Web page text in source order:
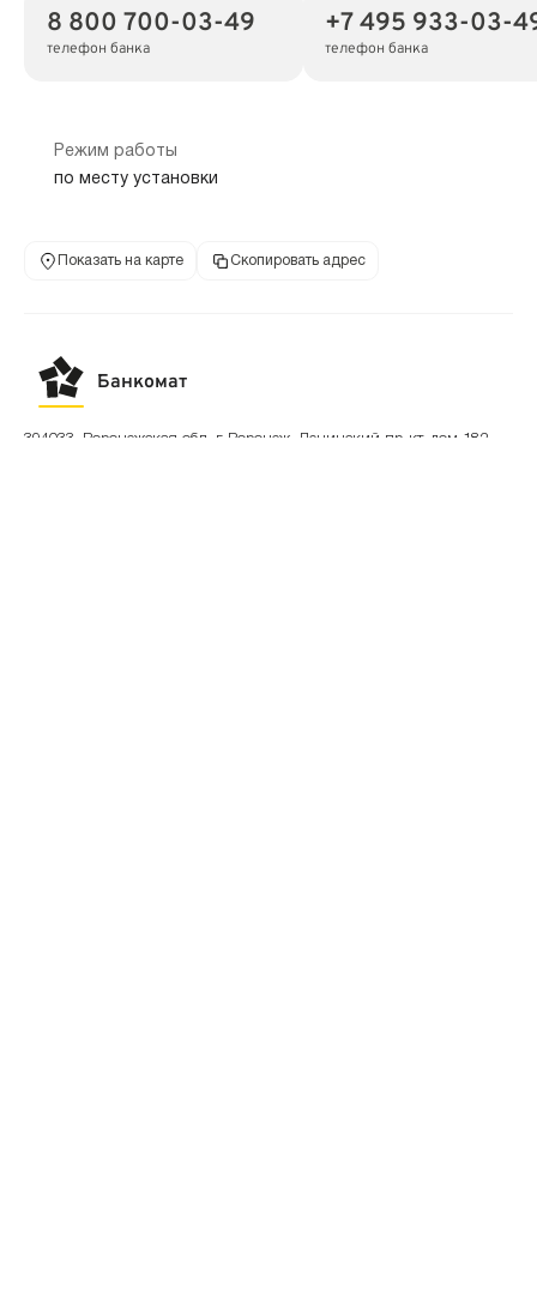
8 800 700-03-49
телефон банка
+7 495 933-03-
телефон банка
Режим работы
по месту установки
Показать на карте Скопировать адрес
Банкомат
394033, Воронежская обл, г Воронеж, Ленинский пр-кт, дом 182